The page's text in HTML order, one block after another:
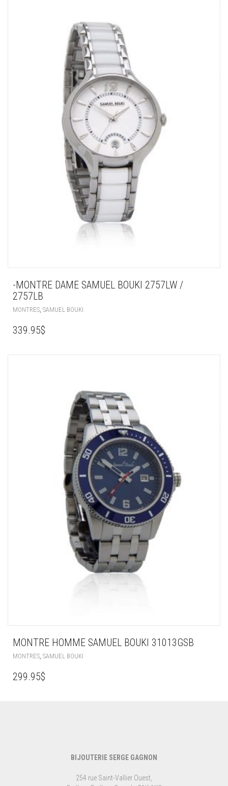
-MONTRE DAME SAMUEL BOUKI 2757LW /
2757LB
MONTRES SAMUEL BOUKI
339.95$
MONTRE HOMME SAMUEL BOUKI 31013GSB
MONTRES SAMUEL BOUKI
299.95$
BIJOUTERIE SERGE GAGNON
254 rue Saint-Vallier Ouest,